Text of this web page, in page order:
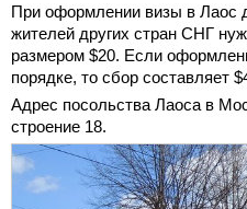
При оформлении визы в Лаос
жителей других стран СНГ
размером $20. Если
порядке, то сбор составляет
Адрес посольства Лаоса в
строение 18.